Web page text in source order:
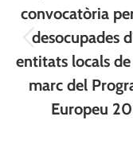
convocatòria
desocupades
entitats locals
marc del
Europeu